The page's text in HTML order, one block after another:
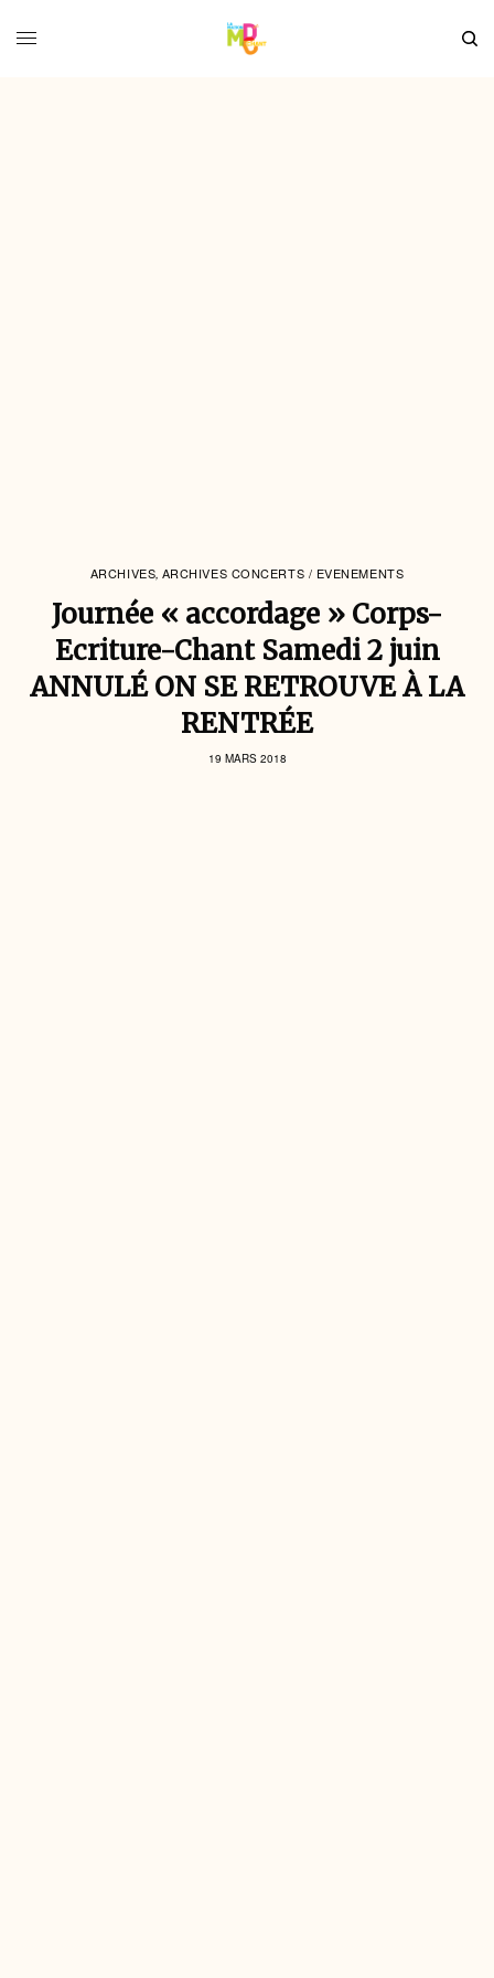
ARCHIVES, ARCHIVES CONCERTS / EVENEMENTS
Journée « accordage » Corps-
Ecriture-Chant Samedi 2 juin
ANNULÉ ON SE RETROUVE À LA
RENTRÉE
19 MARS 2018